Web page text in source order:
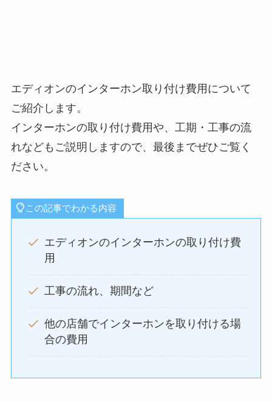
エディオンのインターホン取り付け費用について
ご紹介します。
インターホンの取り付け費用や、工期・工事の流
れなどもご説明しますので、最後までぜひご覧く
ださい。
この記事でわかる内容
エディオンのインターホンの取り付け費
用
工事の流れ、期間など
他の店舗でインターホンを取り付ける場
合の費用